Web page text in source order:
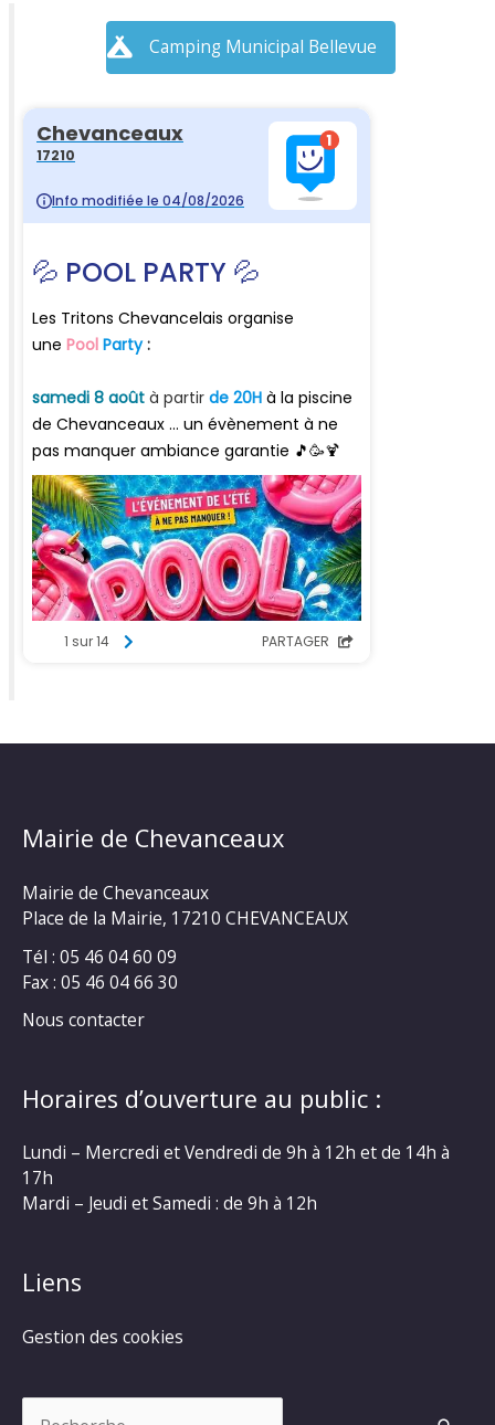
Camping Municipal Bellevue
Mairie de Chevanceaux
Mairie de Chevanceaux
Place de la Mairie, 17210 CHEVANCEAUX
Tél : 05 46 04 60 09
Fax : 05 46 04 66 30
Nous contacter
Horaires d’ouverture au public :
Lundi – Mercredi et Vendredi de 9h à 12h et de 14h à
17h
Mardi – Jeudi et Samedi : de 9h à 12h
Liens
Gestion des cookies